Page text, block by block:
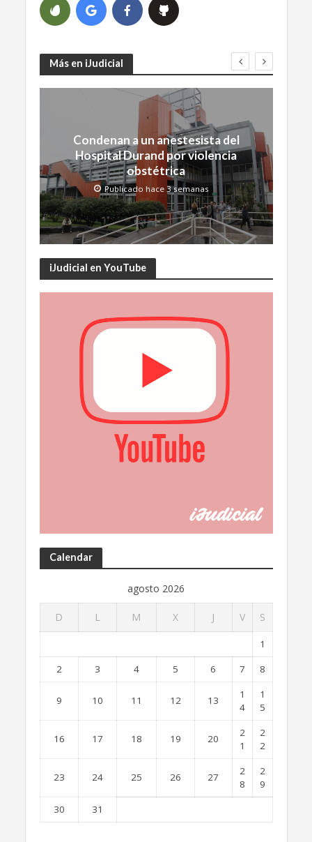
Más en iJudicial
Condenan a un anestesista del
Hospital Durand por violencia
obstétrica
Publicado hace 3 semanas
iJudicial en YouTube
Calendar
agosto 2026
D L M X J V S
1
2
3 4 5 6 7 8
9 10 11 12 13
1
4
1
5
16 17 18 19 20
2
1
2
2
23 24 25 26 27
2
8
2
9
30
31